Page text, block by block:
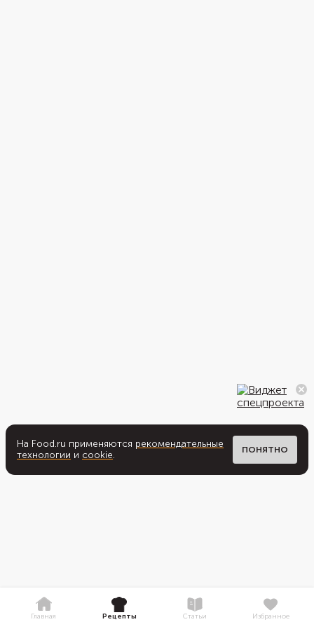
На Food.ru применяются рекомендательные
технологии и cookie. ПОНЯТНО
Главная Рецепты Статьи Избранное